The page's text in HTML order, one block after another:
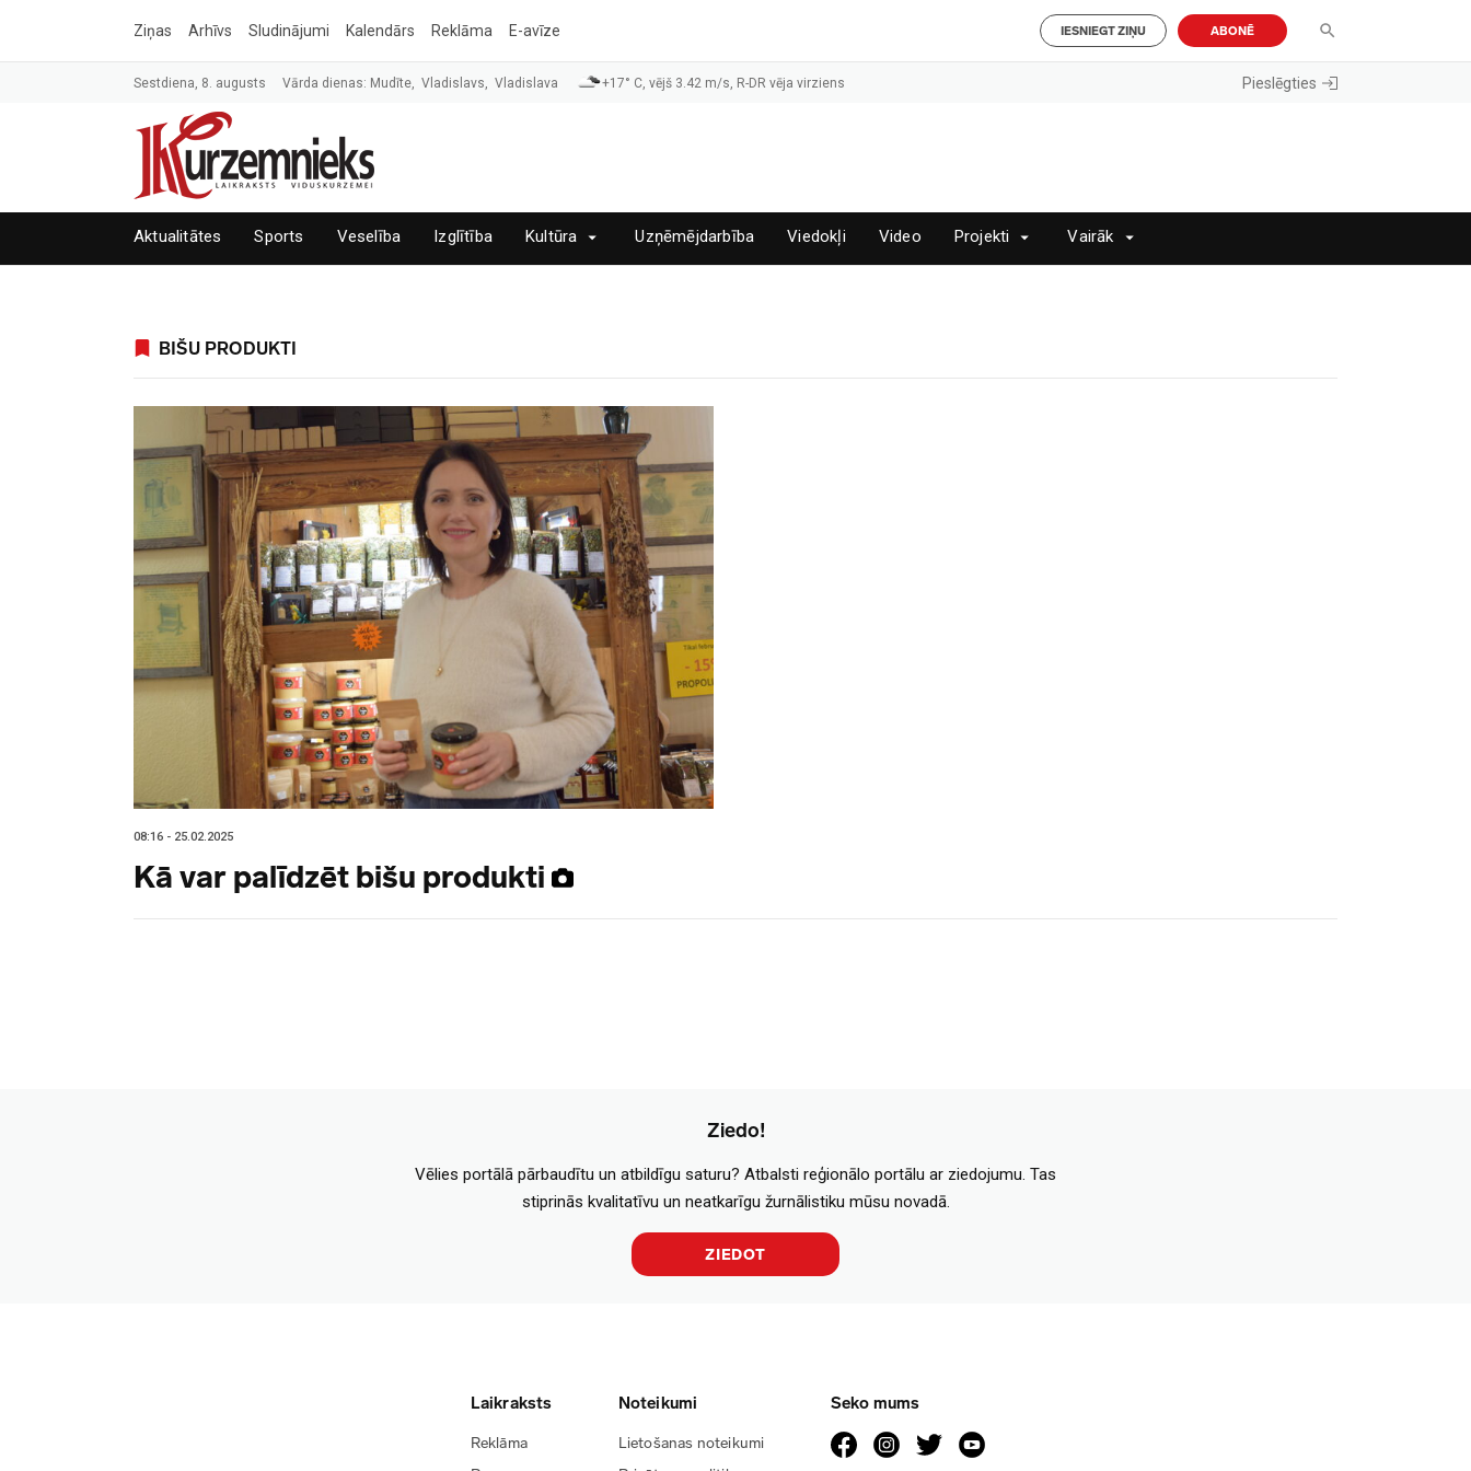
Ziņas Arhīvs Sludinājumi Kalendārs Reklāma E-avīze IESNIEGT ZIŅU ABONĒ
Sestdiena, 8. augusts Vārda dienas: Mudīte, Vladislavs, Vladislava +17° C, vējš 3.42 m/s, R-DR vēja virziens Pieslēgties
Aktualitātes Sports Veselība Izglītība Kultūra Uzņēmējdarbība Viedokļi Video Projekti Vairāk
BIŠU PRODUKTI
08:16 - 25.02.2025
Kā var palīdzēt bišu produkti
Ziedo!
Vēlies portālā pārbaudītu un atbildīgu saturu? Atbalsti reģionālo portālu ar ziedojumu. Tas
stiprinās kvalitatīvu un neatkarīgu žurnālistiku mūsu novadā.
ZIEDOT
Laikraksts
Reklāma
Noteikumi
Lietošanas noteikumi
Seko mums